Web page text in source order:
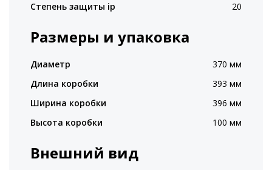
Степень защиты ip
20
Размеры и упаковка
Диаметр
370 мм
Длина коробки
393 мм
Ширина коробки
396 мм
Высота коробки
100 мм
Внешний вид